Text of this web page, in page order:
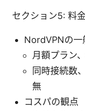
セクション5: 料
NordVPNの一
月額プラン
同時接続数
無
コスパの観点